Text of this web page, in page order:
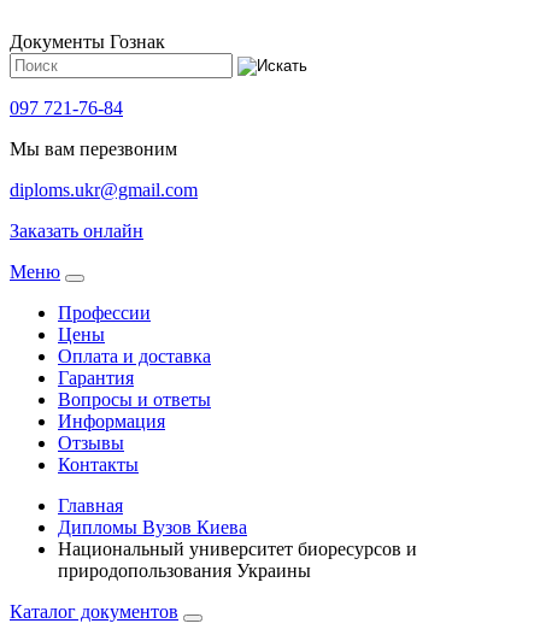
Документы Гознак
097 721-76-84
Мы вам перезвоним
diploms.ukr@gmail.com
Заказать онлайн
Meню
Профессии
Цены
Оплата и доставка
Гарантия
Вопросы и ответы
Информация
Отзывы
Контакты
Главная
Дипломы Вузов Киева
Национальный университет биоресурсов и
природопользования Украины
Каталог документов